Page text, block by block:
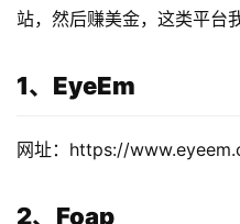
站，然后赚美金，这类平台
1、EyeEm
网址：https://
2、Foap